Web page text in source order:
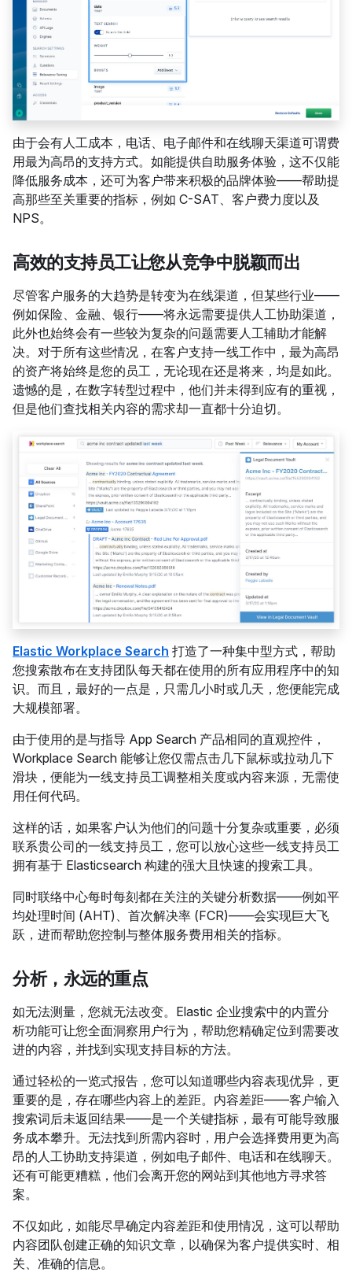
由于会有人工成本，电话、电子邮件和在线聊天渠道可谓费
用最为高昂的支持方式。如能提供自助服务体验，这不仅能
降低服务成本，还可为客户带来积极的品牌体验——帮助提
高那些至关重要的指标，例如 C-SAT、客户费力度以及
NPS。
高效的支持员工让您从竞争中脱颖而出
尽管客户服务的大趋势是转变为在线渠道，但某些行业——
例如保险、金融、银行——将永远需要提供人工协助渠道，
此外也始终会有一些较为复杂的问题需要人工辅助才能解
决。对于所有这些情况，在客户支持一线工作中，最为高昂
的资产将始终是您的员工，无论现在还是将来，均是如此。
遗憾的是，在数字转型过程中，他们并未得到应有的重视，
但是他们查找相关内容的需求却一直都十分迫切。
Elastic Workplace Search 打造了一种集中型方式，帮助
您搜索散布在支持团队每天都在使用的所有应用程序中的知
识。而且，最好的一点是，只需几小时或几天，您便能完成
大规模部署。
由于使用的是与指导 App Search 产品相同的直观控件，
Workplace Search 能够让您仅需点击几下鼠标或拉动几下
滑块，便能为一线支持员工调整相关度或内容来源，无需使
用任何代码。
这样的话，如果客户认为他们的问题十分复杂或重要，必须
联系贵公司的一线支持员工，您可以放心这些一线支持员工
拥有基于 Elasticsearch 构建的强大且快速的搜索工具。
同时联络中心每时每刻都在关注的关键分析数据——例如平
均处理时间 (AHT)、首次解决率 (FCR)——会实现巨大飞
跃，进而帮助您控制与整体服务费用相关的指标。
分析，永远的重点
如无法测量，您就无法改变。Elastic 企业搜索中的内置分
析功能可让您全面洞察用户行为，帮助您精确定位到需要改
进的内容，并找到实现支持目标的方法。
通过轻松的一览式报告，您可以知道哪些内容表现优异，更
重要的是，存在哪些内容上的差距。内容差距——客户输入
搜索词后未返回结果——是一个关键指标，最有可能导致服
务成本攀升。无法找到所需内容时，用户会选择费用更为高
昂的人工协助支持渠道，例如电子邮件、电话和在线聊天。
还有可能更糟糕，他们会离开您的网站到其他地方寻求答
案。
不仅如此，如能尽早确定内容差距和使用情况，这可以帮助
内容团队创建正确的知识文章，以确保为客户提供实时、相
关、准确的信息。